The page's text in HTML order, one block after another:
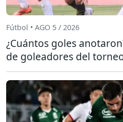
Fútbol • AGO 5 / 2026
¿Cuántos goles
de goleadores del